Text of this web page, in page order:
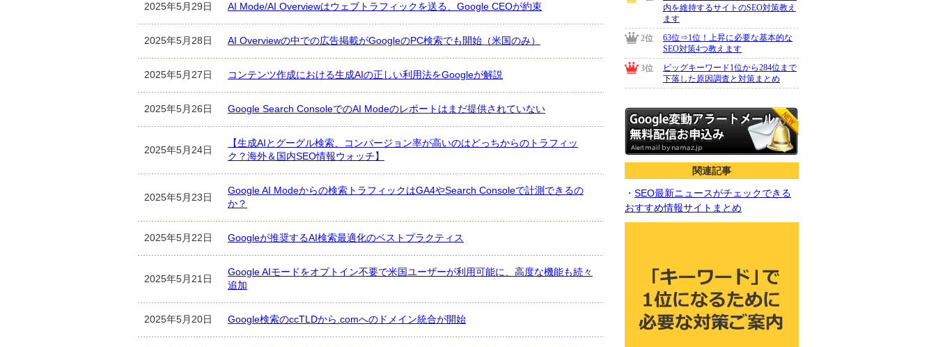
2025年5月29日 AI Mode/AI Overviewはウェブトラフィックを送る、Google CEOが約束
2025年5月28日 AI Overviewの中での広告掲載がGoogleのPC検索でも開始（米国のみ）
2025年5月27日 コンテンツ作成における生成AIの正しい利用法をGoogleが解説
2025年5月26日 Google Search ConsoleでのAI Modeのレポートはまだ提供されていない
2025年5月24日
【生成AIとグーグル検索、コンバージョン率が高いのはどっちからのトラフィッ
ク？海外＆国内SEO情報ウォッチ】
2025年5月23日
Google AI Modeからの検索トラフィックはGA4やSearch Consoleで計測できるの
か？
2025年5月22日 Googleが推奨するAI検索最適化のベストプラクティス
2025年5月21日
Google AIモードをオプトイン不要で米国ユーザーが利用可能に、高度な機能も続々
追加
2025年5月20日 Google検索のccTLDから.comへのドメイン統合が開始
関連記事
・ SEO最新ニュースがチェックできる
おすすめ情報サイトまとめ